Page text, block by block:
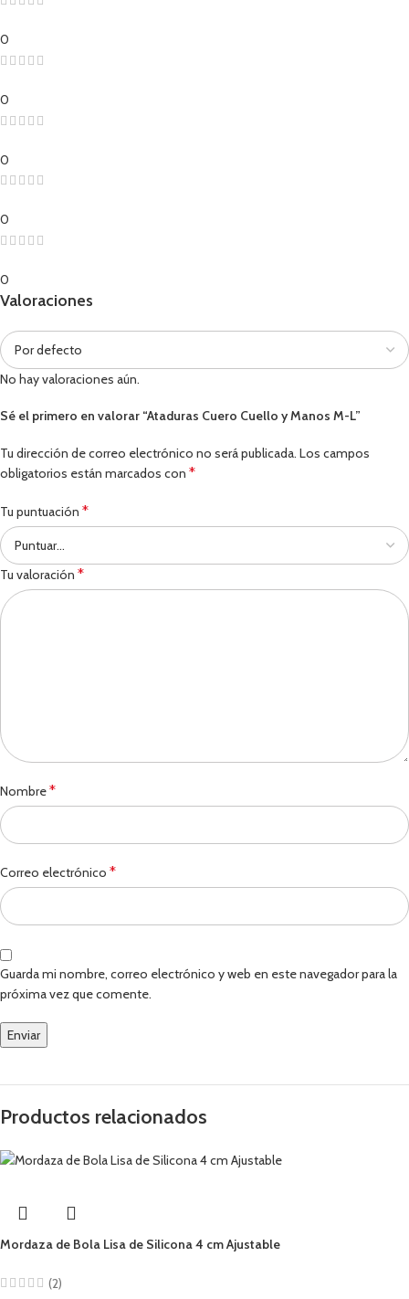
0
0
0
0
0
Valoraciones
No hay valoraciones aún.
Sé el primero en valorar “Ataduras Cuero Cuello y Manos M-L”
Tu dirección de correo electrónico no será publicada. Los campos
obligatorios están marcados con *
Tu puntuación *
Tu valoración *
Nombre*
Correo electrónico *
Guarda mi nombre, correo electrónico y web en este navegador para la
próxima vez que comente.
Productos relacionados
Mordaza de Bola Lisa de Silicona 4 cm Ajustable
(2)